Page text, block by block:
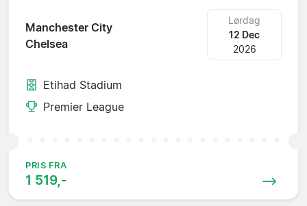
Manchester City
Chelsea
Lørdag
12 Dec
2026
Etihad Stadium
Premier League
PRIS FRA
1 519,-